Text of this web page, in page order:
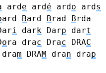
arde ardé ardo ards
ard Bard Brad Brda
i dark Darp dart
ora drac Drac DRAC
dram DRAM dran drap